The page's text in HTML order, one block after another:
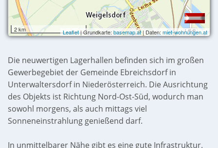
2 km Leaflet| Grundkarte:basemap.at| Daten: miet-wohnungen.at
Die neuwertigen Lagerhallen befinden sich im großen
Gewerbegebiet der Gemeinde Ebreichsdorf in
Unterwaltersdorf in Niederösterreich. Die Ausrichtung
des Objekts ist Richtung Nord-Ost-Süd, wodurch man
sowohl morgens, als auch mittags viel
Sonneneinstrahlung genießend darf.
In unmittelbarer Nähe gibt es eine gute Infrastruktur.